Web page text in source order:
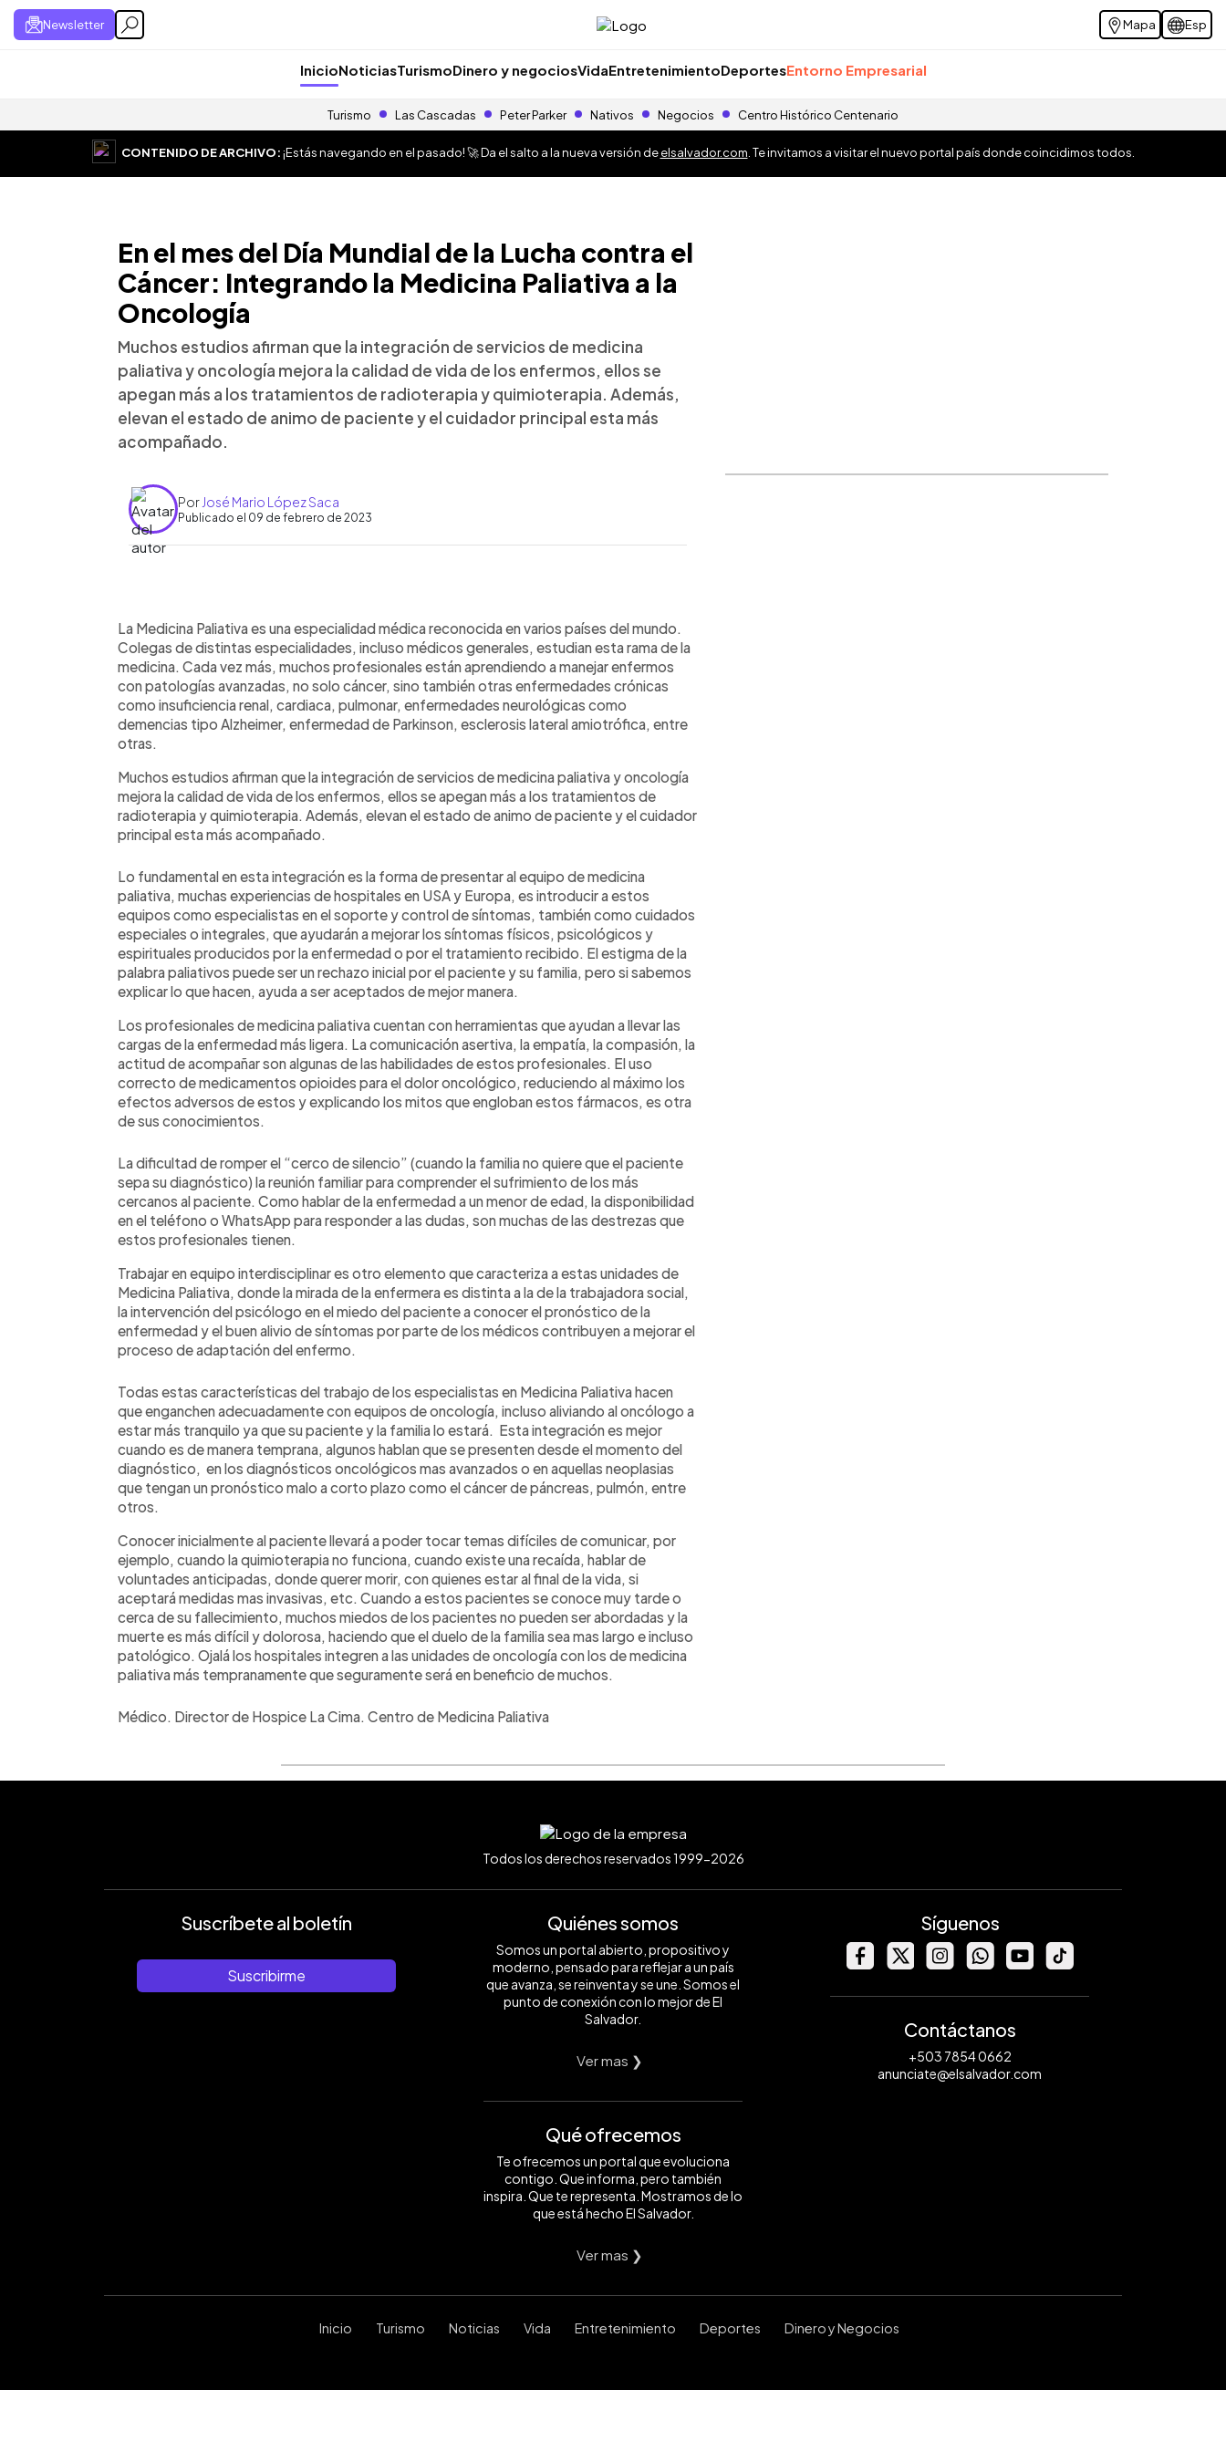
Newsletter Mapa Esp
InicioNoticiasTurismoDinero y negociosVidaEntretenimientoDeportesEntorno Empresarial
Turismo Las Cascadas Peter Parker Nativos Negocios Centro Histórico Centenario
CONTENIDO DE ARCHIVO:¡Estás navegando en el pasado! 🚀 Da el salto a la nueva versión deelsalvador.com . Te invitamos a visitar el nuevo portal país donde coincidimos todos.
En el mes del Día Mundial de la Lucha contra el
Cáncer: Integrando la Medicina Paliativa a la
Oncología
Muchos estudios afirman que la integración de servicios de medicina
paliativa y oncología mejora la calidad de vida de los enfermos, ellos se
apegan más a los tratamientos de radioterapia y quimioterapia. Además,
elevan el estado de animo de paciente y el cuidador principal esta más
acompañado.
Por José Mario López Saca
Publicado el 09 de febrero de 2023
► Escuchar artículo
La Medicina Paliativa es una especialidad médica reconocida en varios países del mundo.
Colegas de distintas especialidades, incluso médicos generales, estudian esta rama de la
medicina. Cada vez más, muchos profesionales están aprendiendo a manejar enfermos
con patologías avanzadas, no solo cáncer, sino también otras enfermedades crónicas
como insuficiencia renal, cardiaca, pulmonar, enfermedades neurológicas como
demencias tipo Alzheimer, enfermedad de Parkinson, esclerosis lateral amiotrófica, entre
otras.
Muchos estudios afirman que la integración de servicios de medicina paliativa y oncología
mejora la calidad de vida de los enfermos, ellos se apegan más a los tratamientos de
radioterapia y quimioterapia. Además, elevan el estado de animo de paciente y el cuidador
principal esta más acompañado.
Lo fundamental en esta integración es la forma de presentar al equipo de medicina
paliativa, muchas experiencias de hospitales en USA y Europa, es introducir a estos
equipos como especialistas en el soporte y control de síntomas, también como cuidados
especiales o integrales, que ayudarán a mejorar los síntomas físicos, psicológicos y
espirituales producidos por la enfermedad o por el tratamiento recibido. El estigma de la
palabra paliativos puede ser un rechazo inicial por el paciente y su familia, pero si sabemos
explicar lo que hacen, ayuda a ser aceptados de mejor manera.
Los profesionales de medicina paliativa cuentan con herramientas que ayudan a llevar las
cargas de la enfermedad más ligera. La comunicación asertiva, la empatía, la compasión, la
actitud de acompañar son algunas de las habilidades de estos profesionales. El uso
correcto de medicamentos opioides para el dolor oncológico, reduciendo al máximo los
efectos adversos de estos y explicando los mitos que engloban estos fármacos, es otra
de sus conocimientos.
La dificultad de romper el “cerco de silencio” (cuando la familia no quiere que el paciente
sepa su diagnóstico) la reunión familiar para comprender el sufrimiento de los más
cercanos al paciente. Como hablar de la enfermedad a un menor de edad, la disponibilidad
en el teléfono o WhatsApp para responder a las dudas, son muchas de las destrezas que
estos profesionales tienen.
Trabajar en equipo interdisciplinar es otro elemento que caracteriza a estas unidades de
Medicina Paliativa, donde la mirada de la enfermera es distinta a la de la trabajadora social,
la intervención del psicólogo en el miedo del paciente a conocer el pronóstico de la
enfermedad y el buen alivio de síntomas por parte de los médicos contribuyen a mejorar el
proceso de adaptación del enfermo.
Todas estas características del trabajo de los especialistas en Medicina Paliativa hacen
que enganchen adecuadamente con equipos de oncología, incluso aliviando al oncólogo a
estar más tranquilo ya que su paciente y la familia lo estará. Esta integración es mejor
cuando es de manera temprana, algunos hablan que se presenten desde el momento del
diagnóstico, en los diagnósticos oncológicos mas avanzados o en aquellas neoplasias
que tengan un pronóstico malo a corto plazo como el cáncer de páncreas, pulmón, entre
otros.
Conocer inicialmente al paciente llevará a poder tocar temas difíciles de comunicar, por
ejemplo, cuando la quimioterapia no funciona, cuando existe una recaída, hablar de
voluntades anticipadas, donde querer morir, con quienes estar al final de la vida, si
aceptará medidas mas invasivas, etc. Cuando a estos pacientes se conoce muy tarde o
cerca de su fallecimiento, muchos miedos de los pacientes no pueden ser abordadas y la
muerte es más difícil y dolorosa, haciendo que el duelo de la familia sea mas largo e incluso
patológico. Ojalá los hospitales integren a las unidades de oncología con los de medicina
paliativa más tempranamente que seguramente será en beneficio de muchos.
Médico. Director de Hospice La Cima. Centro de Medicina Paliativa
Todos los derechos reservados 1999-2026
Suscríbete al boletín
Suscribirme
Quiénes somos
Somos un portal abierto, propositivo y
moderno, pensado para reflejar a un país
que avanza, se reinventa y se une. Somos el
punto de conexión con lo mejor de El
Salvador.
Ver mas ❯
Qué ofrecemos
Te ofrecemos un portal que evoluciona
contigo. Que informa, pero también
inspira. Que te representa. Mostramos de lo
que está hecho El Salvador.
Ver mas ❯
Síguenos
Contáctanos
+503 7854 0662
anunciate@elsalvador.com
Inicio Turismo Noticias Vida Entretenimiento Deportes Dinero y Negocios